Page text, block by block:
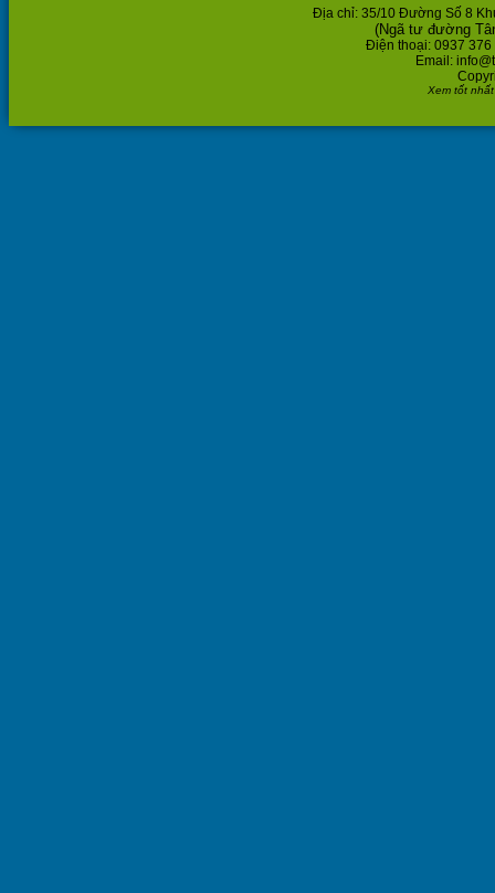
Địa chỉ: 35/10 Đường Số 8
(Ngã tư đường
Điện thoại: 0937 376
Email:
Xem tốt